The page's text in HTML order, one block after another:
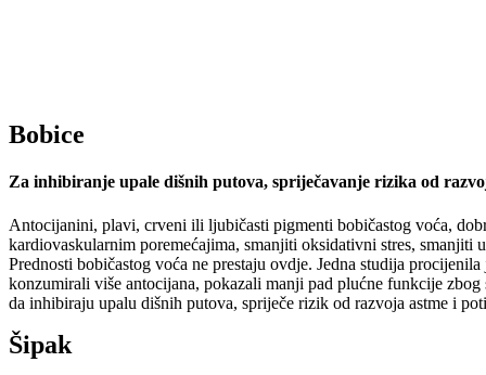
Bobice
Za inhibiranje upale dišnih putova, spriječavanje rizika od
Antocijanini, plavi, crveni ili ljubičasti pigmenti bobičastog voća,
kardiovaskularnim poremećajima, smanjiti oksidativni stres,
Prednosti bobičastog voća ne prestaju ovdje. Jedna studija
konzumirali više antocijana, pokazali manji pad plućne funkcije
da inhibiraju upalu dišnih putova, spriječe rizik od razvoja astme i
Šipak